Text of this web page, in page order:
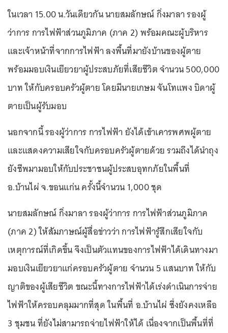
ในเวลา 15.00 น.วันเดียวกัน นายสมลักษณ์ กิ่งมาลา รองผู้
ว่าการ การไฟฟ้าส่วนภูมิภาค (ภาค 2) พร้อมคณะผู้บริหาร
และเจ้าหน้าที่จากการไฟฟ้า ลงพื้นที่มายังบ้านของผู้ตาย
พร้อมมอบเงินเยียวยาผู้ประสบภัยที่เสียชีวิต จำนวน 500,000
บาท ให้กับครอบครัวผู้ตาย โดยมีนายเกษม จันโทแพง บิดาผู้
ตายเป็นผู้รับมอบ
นอกจากนี้ รองผู้ว่าการ การไฟฟ้า ยังได้เข้าเคารพศพผู้ตาย
และแสดงความเสียใจกับครอบครัวผู้ตายด้วย รวมถึงได้นำถุง
ยังชีพมามอบให้กับประชาชนผู้ประสบอุทกภัยในพื้นที่
อ.บ้านไผ่ จ.ขอนแก่น ครั้งนี้จำนวน 1,000 ชุด
นายสมลักษณ์ กิ่งมาลา รองผู้ว่าการ การไฟฟ้าส่วนภูมิภาค
(ภาค 2) ให้สัมภาษณ์ผู้สื่อข่าวว่า การไฟฟ้ารู้สึกเสียใจกับ
เหตุการณ์ที่เกิดขึ้น จึงเป็นตัวแทนของการไฟฟ้าได้เดินทางมา
มอบเงินเยียวยาแก่ครอบครัวผู้ตาย จำนวน 5 แสนบาท ให้กับ
ญาติของผู้เสียชีวิต ขณะนี้ทางการไฟฟ้าได้เร่งดำเนินการจ่าย
ไฟฟ้าให้ครอบคลุมมากที่สุด ในพื้นที่ อ.บ้านไผ่ ซึ่งยังคงเหลือ
3 ชุมชน ที่ยังไม่สามารถจ่ายไฟฟ้าให้ได้ เนื่องจากเป็นพื้นที่ที่